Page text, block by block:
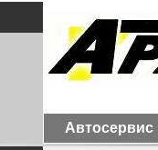
Автосервис